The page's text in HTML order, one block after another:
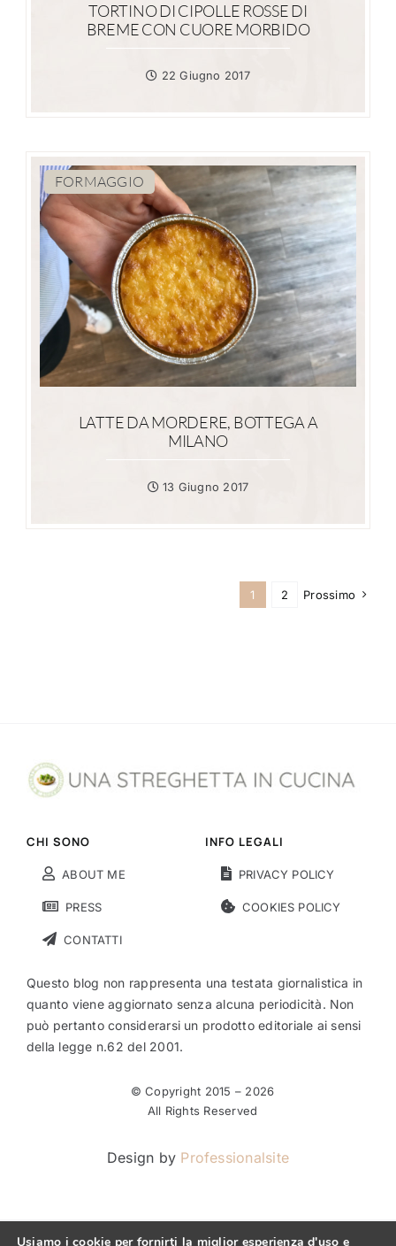
TORTINO DI CIPOLLE ROSSE DI
BREME CON CUORE MORBIDO
22 Giugno 2017
FORMAGGIO
LATTE DA MORDERE, BOTTEGA A
MILANO
13 Giugno 2017
1 2 Prossimo
CHI SONO
ABOUT ME
PRESS
CONTATTI
INFO LEGALI
PRIVACY POLICY
COOKIES POLICY
Questo blog non rappresenta una testata giornalistica in
quanto viene aggiornato senza alcuna periodicità. Non
può pertanto considerarsi un prodotto editoriale ai sensi
della legge n.62 del 2001.
© Copyright 2015 – 2026
All Rights Reserved
Design by Professionalsite
Usiamo i cookie per fornirti la miglior esperienza d'uso e